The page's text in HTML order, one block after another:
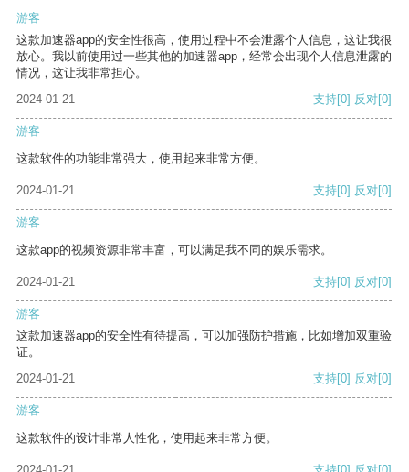
游客
这款加速器app的安全性很高，使用过程中不会泄露个人信息，这让我很
放心。我以前使用过一些其他的加速器app，经常会出现个人信息泄露的
情况，这让我非常担心。
2024-01-21
支持[0] 反对[0]
游客
这款软件的功能非常强大，使用起来非常方便。
2024-01-21 支持[0] 反对[0]
游客
这款app的视频资源非常丰富，可以满足我不同的娱乐需求。
2024-01-21 支持[0] 反对[0]
游客
这款加速器app的安全性有待提高，可以加强防护措施，比如增加双重验
证。
2024-01-21
支持[0] 反对[0]
游客
这款软件的设计非常人性化，使用起来非常方便。